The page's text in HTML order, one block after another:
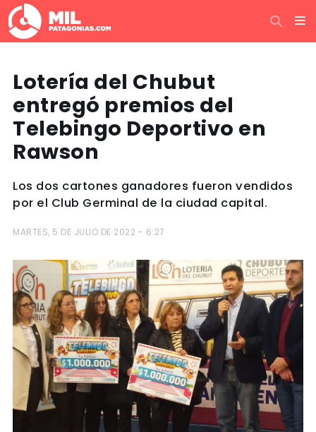
Lotería del Chubut
entregó premios del
Telebingo Deportivo en
Rawson
Los dos cartones ganadores fueron vendidos
por el Club Germinal de la ciudad capital.
MARTES, 5 DE JULIO DE 2022 - 6:27